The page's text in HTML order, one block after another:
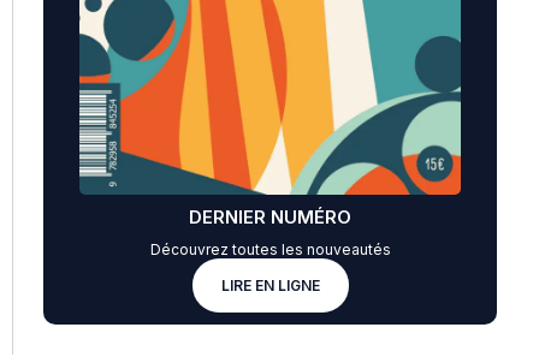
DERNIER NUMÉRO
Découvrez toutes les nouveautés
LIRE EN LIGNE